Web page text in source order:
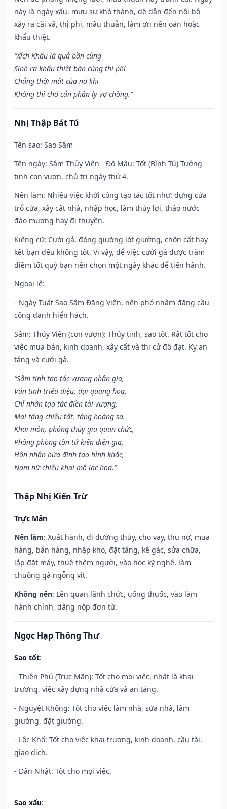
này là ngày xấu, mưu sự khó thành, dễ dẫn đến nội bộ
xảy ra cãi vã, thị phi, mâu thuẫn, làm ơn nên oán hoặc
khẩu thiệt.
“Xích Khẩu là quả bần cùng
Sinh ra khẩu thiệt bàn cùng thị phi
Chẳng thời mất của nó khi
Không thì chó cắn phân ly vợ chồng.”
Nhị Thập Bát Tú
Tên sao: Sao Sâm
Tên ngày: Sâm Thủy Viên - Đỗ Mậu: Tốt (Bình Tú) Tướng
tinh con vượn, chủ trị ngày thứ 4.
Nên làm: Nhiều việc khởi công tạo tác tốt như: dựng cửa
trổ cửa, xây cất nhà, nhập học, làm thủy lợi, tháo nước
đào mương hay đi thuyền.
Kiêng cữ: Cưới gả, đóng giường lót giường, chôn cất hay
kết bạn đều không tốt. Vì vậy, để việc cưới gả được trăm
điềm tốt quý bạn nên chọn một ngày khác để tiến hành.
Ngoại lệ:
- Ngày Tuất Sao Sâm Đăng Viên, nên phó nhậm đặng cầu
công danh hiển hách.
Sâm: Thủy Viên (con vượn): Thủy tinh, sao tốt. Rất tốt cho
việc mua bán, kinh doanh, xây cất và thi cử đỗ đạt. Kỵ an
táng và cưới gả.
“Sâm tinh tạo tác vượng nhân gia,
Văn tinh triều diệu, đại quang hoa,
Chỉ nhân tạo tác điền tài vượng,
Mai táng chiêu tật, táng hoàng sa.
Khai môn, phóng thủy gia quan chức,
Phòng phòng tôn tử kiến điền gia,
Hôn nhân hứa định tao hình khắc,
Nam nữ chiêu khai mộ lạc hoa.”
Thập Nhị Kiến Trừ
Trực Mãn
Nên làm: Xuất hành, đi đường thủy, cho vay, thu nợ, mua
hàng, bán hàng, nhập kho, đặt táng, kê gác, sửa chữa,
lắp đặt máy, thuê thêm người, vào học kỹ nghệ, làm
chuồng gà ngỗng vịt.
Không nên: Lên quan lãnh chức, uống thuốc, vào làm
hành chính, dâng nộp đơn từ.
Ngọc Hạp Thông Thư
Sao tốt:
- Thiên Phú (Trực Mãn): Tốt cho mọi việc, nhất là khai
trương, việc xây dựng nhà cửa và an táng.
- Nguyệt Không: Tốt cho việc làm nhà, sửa nhà, làm
giường, đặt giường.
- Lộc Khố: Tốt cho việc khai trương, kinh doanh, cầu tài,
giao dịch.
- Dân Nhật: Tốt cho mọi việc.
Sao xấu: